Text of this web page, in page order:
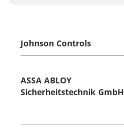
Johnson Controls
ASSA ABLOY
Sicherheitstechnik GmbH